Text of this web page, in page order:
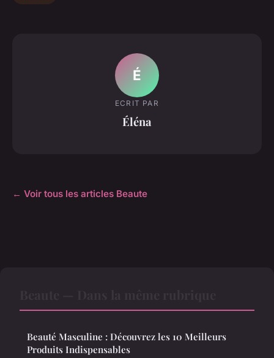
É
ECRIT PAR
Éléna
← Voir tous les articles Beaute
Beauté Masculine : Découvrez les 10 Meilleurs
Produits Indispensables